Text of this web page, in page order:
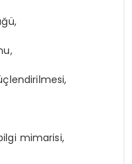
mimarisi,